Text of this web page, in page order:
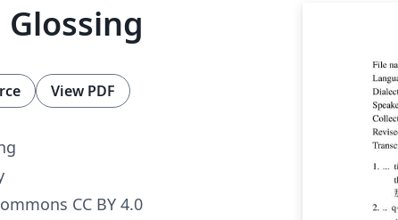
View PDF
CC BY 4.0